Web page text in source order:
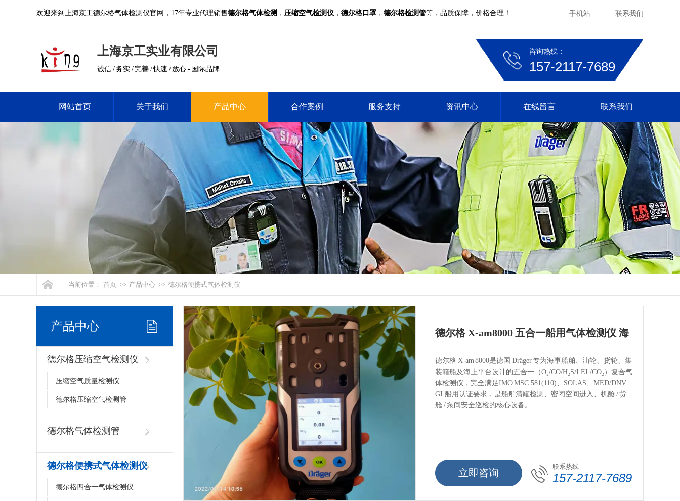
欢迎来到上海京工德尔格气体检测仪官网，17年专业代理销售德尔格气体检测 ， 压缩空气检测仪 ， 德尔格口罩 ， 德尔格检测管等，品质保障，价格合理！ 手机站 联系我们
上海京工实业有限公司
诚信 / 务实 / 完善 / 快速 / 放心 - 国际品牌
咨询热线：
157-2117-7689
网站首页 关于我们 产品中心 合作案例 服务支持 资讯中心 在线留言 联系我们
当前位置： 首页 >> 产品中心 >> 德尔格便携式气体检测仪
产品中心
德尔格压缩空气检测仪
压缩空气质量检测仪
德尔格压缩空气检测管
德尔格气体检测管
德尔格便携式气体检测仪
德尔格四合一气体检测仪
德尔格 X‑am8000 五合一船用气体检测仪 海
事合规专用
德尔格 X‑am 8000是德国 Dräger 专为海事船舶、油轮、货轮、集
装箱船及海上平台设计的五合一（O₂/CO/H₂S/LEL/CO₂）复合气
体检测仪，完全满足IMO MSC.581(110)、SOLAS、MED/DNV
GL船用认证要求，是船舶清罐检测、密闭空间进入、机舱 / 货
舱 / 泵间安全巡检的核心设备。···
立即咨询
联系热线
157-2117-7689